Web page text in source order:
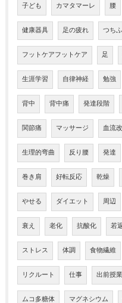
子ども カマタマーレ 腰
健康器具 足の疲れ つち
フットケアフットケア 足
生涯学習 自律神経 勉強
背中 背中痛 発達段階
関節痛 マッサージ 血流
生理的弯曲 反り腰 発達
巻き肩 好転反応 乾燥
やせる ダイエット 周辺
衰え 老化 抗酸化 若
ストレス 体調 食物繊維
リクルート 仕事 出前授業
ムコ多糖体 マグネシウム